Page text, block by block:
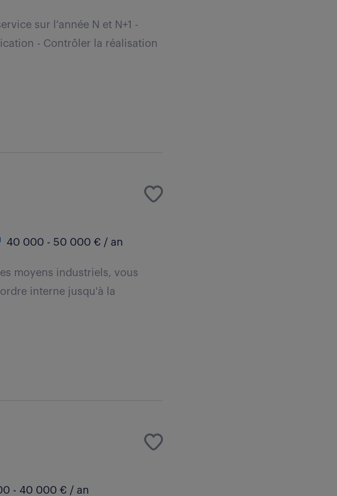
sur l'année N et N+1 -
- Contrôler la réalisation
40 000 - 50 000 € / an
moyens industriels, vous
interne jusqu'à la
- 40 000 € / an